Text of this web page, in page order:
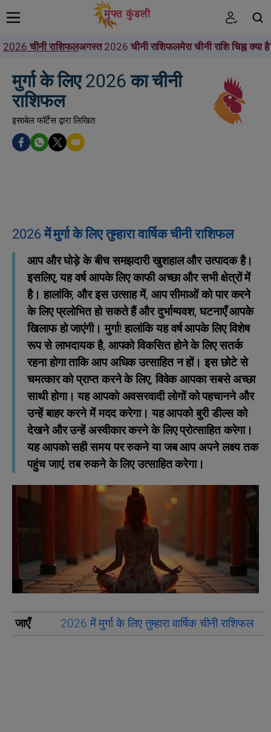
2026 चीनी राशिफलअगस्त 2026 चीनी राशिफलमेरा चीनी राशि चिह्न क्या
मुर्गा के लिए 2026 का चीनी
राशिफल
इसाबेल फॉर्टेस द्वारा लिखित
2026 में मुर्गा के लिए तुम्हारा वार्षिक चीनी राशिफल
आप और घोड़े के बीच समझदारी खुशहाल और उत्पादक है।
इसलिए, यह वर्ष आपके लिए काफी अच्छा और सभी क्षेत्रों में
है। हालांकि, और इस उत्साह में, आप सीमाओं को पार करने
के लिए प्रलोभित हो सकते हैं और दुर्भाग्यवश, घटनाएँ आपके
खिलाफ हो जाएंगी। मुर्गा! हालांकि यह वर्ष आपके लिए विशेष
रूप से लाभदायक है, आपको विकसित होने के लिए सतर्क
रहना होगा ताकि आप अधिक उत्साहित न हों। इस छोटे से
चमत्कार को प्राप्त करने के लिए, विवेक आपका सबसे अच्छा
साथी होगा। यह आपको अवसरवादी लोगों को पहचानने और
उन्हें बाहर करने में मदद करेगा। यह आपको बुरी डील्स को
देखने और उन्हें अस्वीकार करने के लिए प्रोत्साहित करेगा।
यह आपको सही समय पर रुकने या जब आप अपने लक्ष्य तक
पहुंच जाएं, तब रुकने के लिए उत्साहित करेगा।
जाएँ 2026 में मुर्गा के लिए तुम्हारा वार्षिक चीनी राशिफल